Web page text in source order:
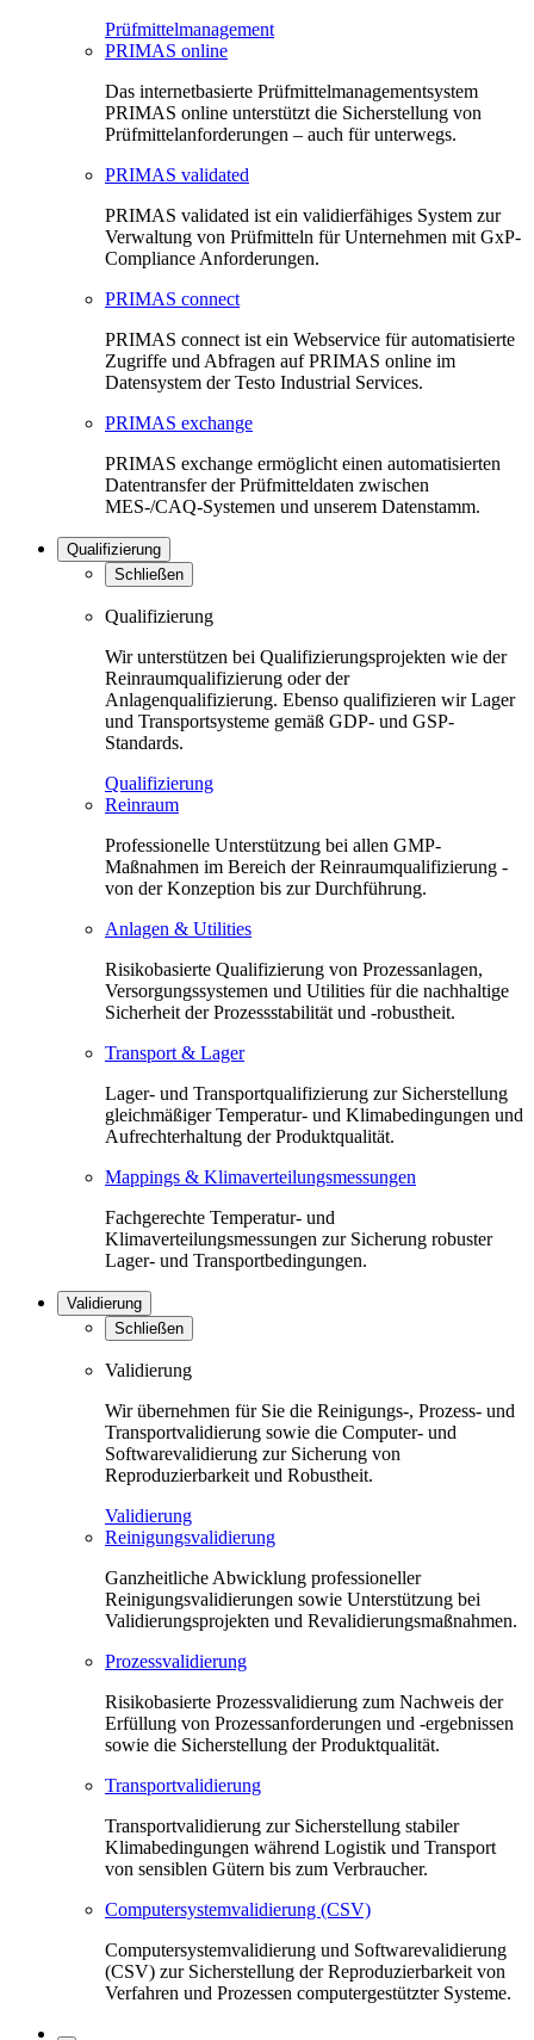
Prüfmittelmanagement
PRIMAS online
Das internetbasierte Prüfmittelmanagementsystem
PRIMAS online unterstützt die Sicherstellung von
Prüfmittelanforderungen – auch für unterwegs.
PRIMAS validated
PRIMAS validated ist ein validierfähiges System zur
Verwaltung von Prüfmitteln für Unternehmen mit GxP-
Compliance Anforderungen.
PRIMAS connect
PRIMAS connect ist ein Webservice für automatisierte
Zugriffe und Abfragen auf PRIMAS online im
Datensystem der Testo Industrial Services.
PRIMAS exchange
PRIMAS exchange ermöglicht einen automatisierten
Datentransfer der Prüfmitteldaten zwischen
MES-/CAQ-Systemen und unserem Datenstamm.
Qualifizierung
Schließen
Qualifizierung
Wir unterstützen bei Qualifizierungsprojekten wie der
Reinraumqualifizierung oder der
Anlagenqualifizierung. Ebenso qualifizieren wir Lager
und Transportsysteme gemäß GDP- und GSP-
Standards.
Qualifizierung
Reinraum
Professionelle Unterstützung bei allen GMP-
Maßnahmen im Bereich der Reinraumqualifizierung -
von der Konzeption bis zur Durchführung.
Anlagen & Utilities
Risikobasierte Qualifizierung von Prozessanlagen,
Versorgungssystemen und Utilities für die nachhaltige
Sicherheit der Prozessstabilität und -robustheit.
Transport & Lager
Lager- und Transportqualifizierung zur Sicherstellung
gleichmäßiger Temperatur- und Klimabedingungen und
Aufrechterhaltung der Produktqualität.
Mappings & Klimaverteilungsmessungen
Fachgerechte Temperatur- und
Klimaverteilungsmessungen zur Sicherung robuster
Lager- und Transportbedingungen.
Validierung
Schließen
Validierung
Wir übernehmen für Sie die Reinigungs-, Prozess- und
Transportvalidierung sowie die Computer- und
Softwarevalidierung zur Sicherung von
Reproduzierbarkeit und Robustheit.
Validierung
Reinigungsvalidierung
Ganzheitliche Abwicklung professioneller
Reinigungsvalidierungen sowie Unterstützung bei
Validierungsprojekten und Revalidierungsmaßnahmen.
Prozessvalidierung
Risikobasierte Prozessvalidierung zum Nachweis der
Erfüllung von Prozessanforderungen und -ergebnissen
sowie die Sicherstellung der Produktqualität.
Transportvalidierung
Transportvalidierung zur Sicherstellung stabiler
Klimabedingungen während Logistik und Transport
von sensiblen Gütern bis zum Verbraucher.
Computersystemvalidierung (CSV)
Computersystemvalidierung und Softwarevalidierung
(CSV) zur Sicherstellung der Reproduzierbarkeit von
Verfahren und Prozessen computergestützter Systeme.